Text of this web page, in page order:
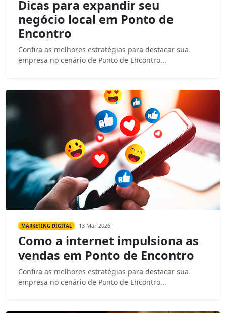
Dicas para expandir seu
negócio local em Ponto de
Encontro
Confira as melhores estratégias para destacar sua
empresa no cenário de Ponto de Encontro...
MARKETING DIGITAL 13 Mar 2026
Como a internet impulsiona as
vendas em Ponto de Encontro
Confira as melhores estratégias para destacar sua
empresa no cenário de Ponto de Encontro...